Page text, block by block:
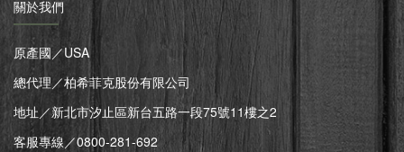
關於我們
原產國／USA
總代理／柏希菲克股份有限公司
地址／新北市汐止區新台五路一段75號11樓之2
客服專線／0800-281-692